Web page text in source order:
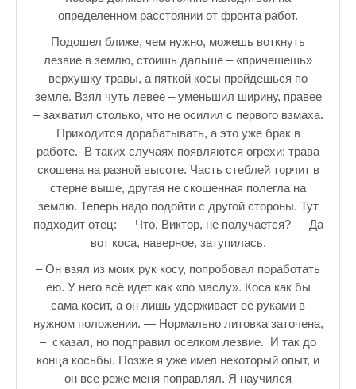
определенном расстоянии от фронта работ.
Подошел ближе, чем нужно, можешь воткнуть
лезвие в землю, стоишь дальше – «причешешь»
верхушку травы, а пяткой косы пройдешься по
земле. Взял чуть левее – уменьшил ширину, правее
– захватил столько, что не осилил с первого взмаха.
Приходится дорабатывать, а это уже брак в
работе. В таких случаях появляются огрехи: трава
скошена на разной высоте. Часть стеблей торчит в
стерне выше, другая не скошенная полегла на
землю. Теперь надо подойти с другой стороны. Тут
подходит отец: — Что, Виктор, не получается? — Да
вот коса, наверное, затупилась.
– Он взял из моих рук косу, попробовал поработать
ею. У него всё идет как «по маслу». Коса как бы
сама косит, а он лишь удерживает её руками в
нужном положении. — Нормально литовка заточена,
– сказал, но подправил оселком лезвие. И так до
конца косьбы. Позже я уже имел некоторый опыт, и
он все реже меня поправлял. Я научился